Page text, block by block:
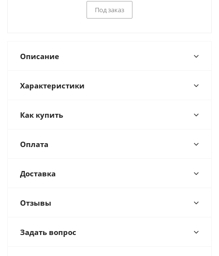
Под заказ
Описание
Характеристики
Как купить
Оплата
Доставка
Отзывы
Задать вопрос